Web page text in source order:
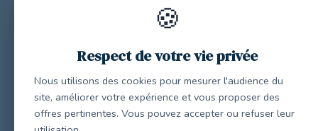
🍪
Respect de votre vie privée
Nous utilisons des cookies pour mesurer l'audience du
site, améliorer votre expérience et vous proposer des
offres pertinentes. Vous pouvez accepter ou refuser leur